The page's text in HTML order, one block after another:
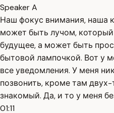
Speaker A
Наш фокус внимания, наша
может быть лучом,
будущее, а может быть
бытовой лампочкой. Вот у
все уведомления. У меня
позвонить, кроме там
знакомый. Да, и то у меня
01:11